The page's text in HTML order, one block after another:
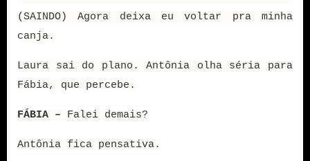
(SAINDO) Agora deixa eu voltar pra minha
canja.
Laura sai do plano. Antônia olha séria para
Fábia, que percebe.
FÁBIA – Falei demais?
Antônia fica pensativa.